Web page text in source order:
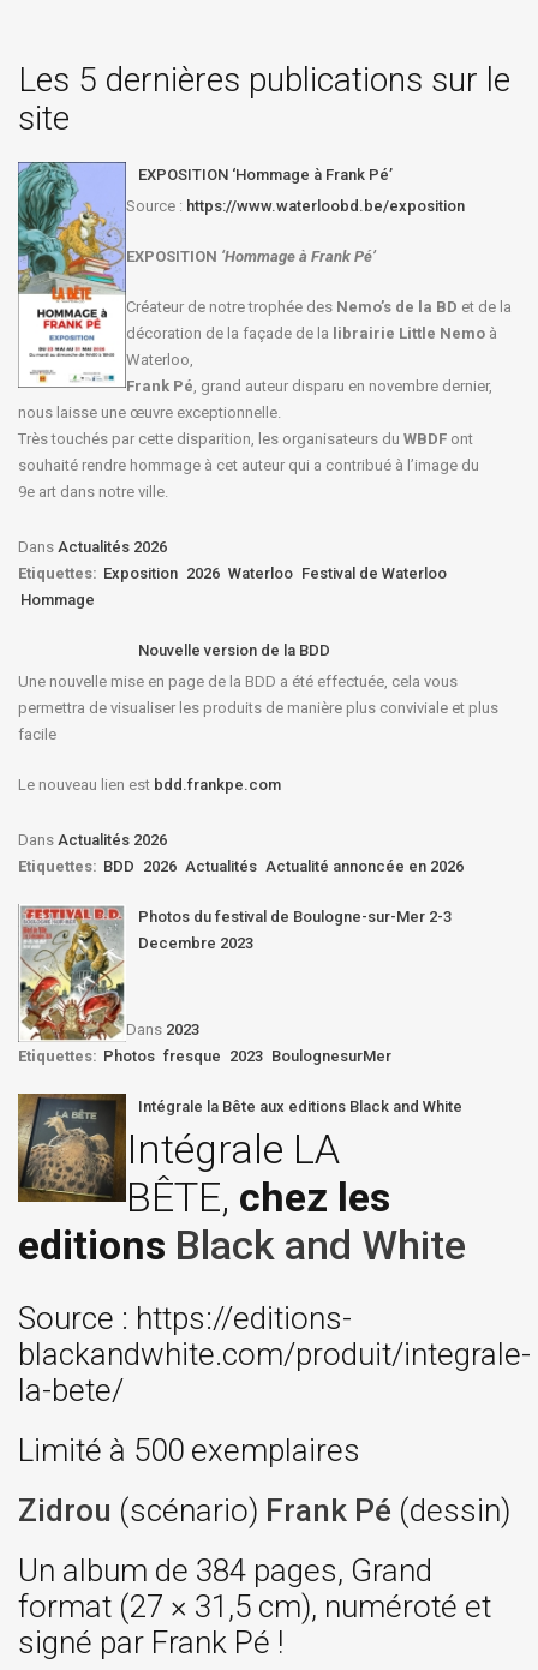
Les 5 dernières publications sur le
site
EXPOSITION ‘Hommage à Frank Pé’
Source : https://www.waterloobd.be/exposition
EXPOSITION ‘Hommage à Frank Pé’
Créateur de notre trophée des Nemo’s de la BD et de la
décoration de la façade de la librairie Little Nemo à
Waterloo,
Frank Pé, grand auteur disparu en novembre dernier,
nous laisse une œuvre exceptionnelle.
Très touchés par cette disparition, les organisateurs du WBDF ont
souhaité rendre hommage à cet auteur qui a contribué à l’image du
9e art dans notre ville.
Dans Actualités 2026
Etiquettes: Exposition 2026 Waterloo Festival de Waterloo
Hommage
Nouvelle version de la BDD
Une nouvelle mise en page de la BDD a été effectuée, cela vous
permettra de visualiser les produits de manière plus conviviale et plus
facile
Le nouveau lien est bdd.frankpe.com
Dans Actualités 2026
Etiquettes: BDD 2026 Actualités Actualité annoncée en 2026
Photos du festival de Boulogne-sur-Mer 2-3
Decembre 2023
Dans 2023
Etiquettes: Photos fresque 2023 BoulognesurMer
Intégrale la Bête aux editions Black and White
Intégrale LA
BÊTE, chez les
editions Black and White
Source : https://editions-
blackandwhite.com/produit/integrale-
la-bete/
Limité à 500 exemplaires
Zidrou (scénario) Frank Pé (dessin)
Un album de 384 pages, Grand
format (27 × 31,5 cm), numéroté et
signé par Frank Pé !